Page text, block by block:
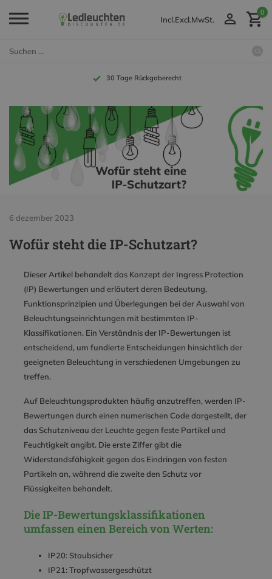
Incl.Excl.MwSt.
0
Bis zu 10 Jahre Garantie
6 dezember 2023
Wofür steht die IP-Schutzart?
Dieser Artikel behandelt das Konzept der Ingress Protection
(IP) Bewertungen und erläutert deren Bedeutung,
Funktionsprinzipien und Überlegungen bei der Auswahl von
Beleuchtungseinrichtungen mit bestimmten IP-
Klassifikationen. Ein Verständnis der IP-Bewertungen ist
entscheidend, um fundierte Entscheidungen hinsichtlich der
geeigneten Beleuchtung in verschiedenen Umgebungen zu
treffen.
Auf Beleuchtungsprodukten häufig anzutreffen, werden IP-
Bewertungen durch einen numerischen Code dargestellt, der
das Schutzniveau der Leuchte gegen feste Partikel und
Feuchtigkeit angibt. Die erste Ziffer gibt die
Widerstandsfähigkeit gegen das Eindringen von festen
Partikeln an, während die zweite den Schutz vor
Flüssigkeiten behandelt.
Die IP-Bewertungsklassifikationen
umfassen einen Bereich von Werten:
IP20: Staubsicher
IP21: Tropfwassergeschützt